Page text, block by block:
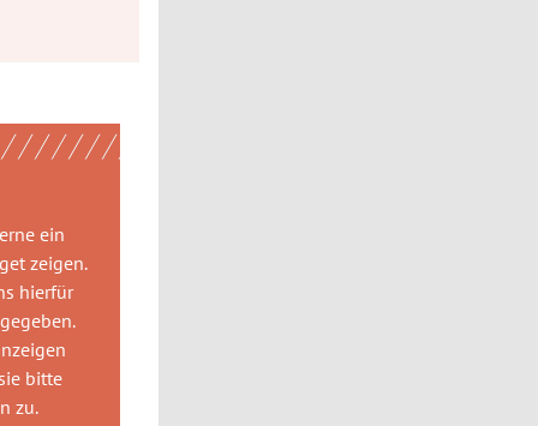
ein
zeigen.
hierfür
bitte
zu.